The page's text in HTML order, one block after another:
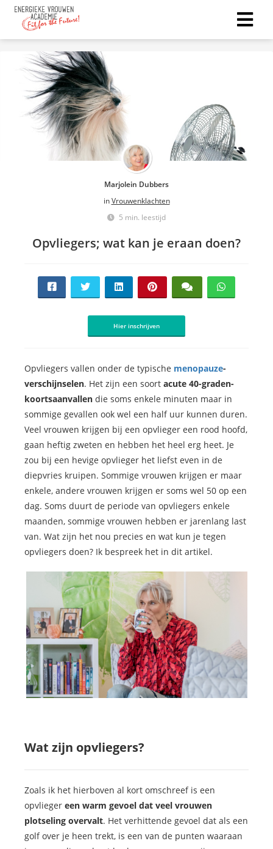
Marjolein Dubbers
inVrouwenklachten
5 min. leestijd
Opvliegers; wat kan je eraan doen?
Hier inschrijven
Opvliegers vallen onder de typische menopauze-
verschijnselen. Het zijn een soort acute 40-graden-
koortsaanvallen die soms enkele minuten maar in
sommige gevallen ook wel een half uur kunnen duren.
Veel vrouwen krijgen bij een opvlieger een rood hoofd,
gaan heftig zweten en hebben het heel erg heet. Je
zou bij een hevige opvlieger het liefst even in de
diepvries kruipen. Sommige vrouwen krijgen er maar
enkele, andere vrouwen krijgen er soms wel 50 op een
dag. Soms duurt de periode van opvliegers enkele
maanden, sommige vrouwen hebben er jarenlang last
van. Wat zijn het nou precies en wat kun je tegen
opvliegers doen? Ik bespreek het in dit artikel.
Wat zijn opvliegers?
Zoals ik het hierboven al kort omschreef is een
opvlieger een warm gevoel dat veel vrouwen
plotseling overvalt. Het verhittende gevoel dat als een
golf over je heen trekt, is een van de punten waaraan